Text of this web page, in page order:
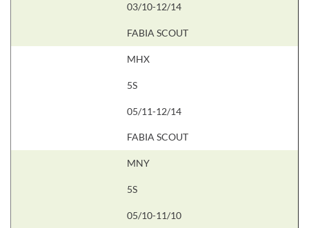
03/10-12/14
FABIA SCOUT
MHX
5S
05/11-12/14
FABIA SCOUT
MNY
5S
05/10-11/10